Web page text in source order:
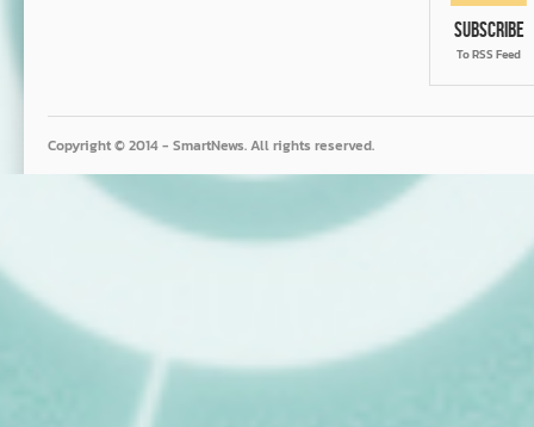
Subscribe
To RSS Feed
Copyright © 2014 - SmartNews. All rights reserved.